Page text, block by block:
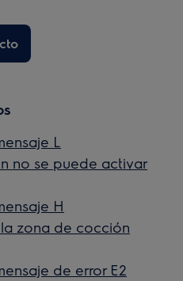
L
no se puede activar
H
zona de cocción
de error E2